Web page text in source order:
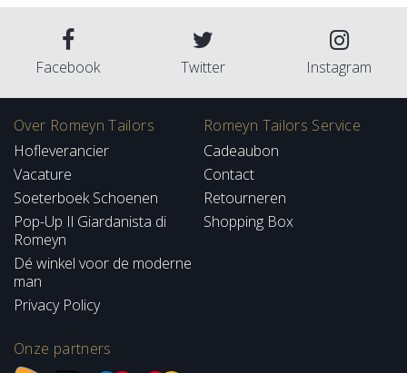
Facebook Twitter Instagram
Over Romeyn Tailors
Hofleverancier
Vacature
Soeterboek Schoenen
Pop-Up Il Giardanista di
Romeyn
Dé winkel voor de moderne
man
Privacy Policy
Romeyn Tailors Service
Cadeaubon
Contact
Retourneren
Shopping Box
Onze partners